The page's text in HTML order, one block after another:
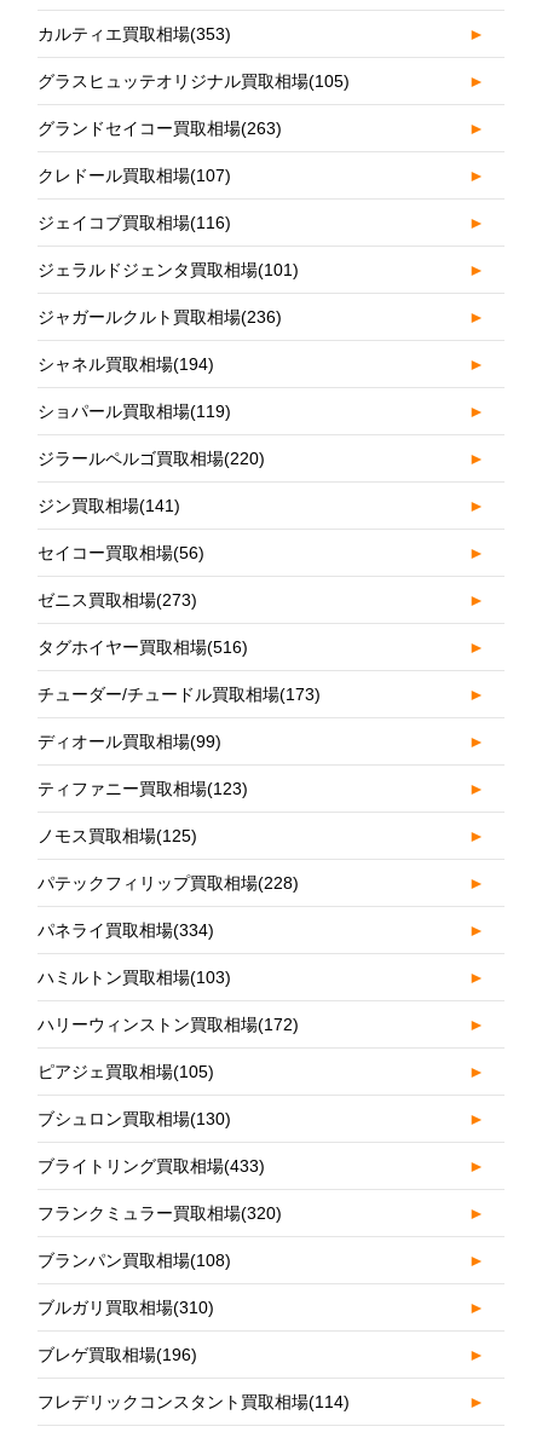
カルティエ買取相場(353) ►
グラスヒュッテオリジナル買取相場(105) ►
グランドセイコー買取相場(263) ►
クレドール買取相場(107) ►
ジェイコブ買取相場(116) ►
ジェラルドジェンタ買取相場(101) ►
ジャガールクルト買取相場(236) ►
シャネル買取相場(194) ►
ショパール買取相場(119) ►
ジラールペルゴ買取相場(220) ►
ジン買取相場(141) ►
セイコー買取相場(56) ►
ゼニス買取相場(273) ►
タグホイヤー買取相場(516) ►
チューダー/チュードル買取相場(173) ►
ディオール買取相場(99) ►
ティファニー買取相場(123) ►
ノモス買取相場(125) ►
パテックフィリップ買取相場(228) ►
パネライ買取相場(334) ►
ハミルトン買取相場(103) ►
ハリーウィンストン買取相場(172) ►
ピアジェ買取相場(105) ►
ブシュロン買取相場(130) ►
ブライトリング買取相場(433) ►
フランクミュラー買取相場(320) ►
ブランパン買取相場(108) ►
ブルガリ買取相場(310) ►
ブレゲ買取相場(196) ►
フレデリックコンスタント買取相場(114) ►